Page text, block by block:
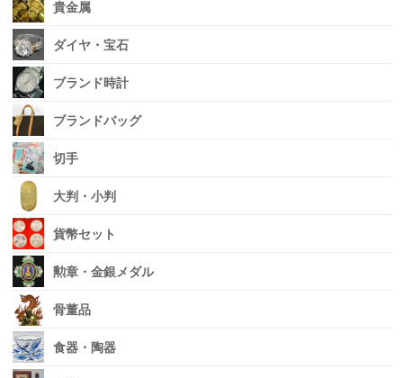
貴金属
ダイヤ・宝石
ブランド時計
ブランドバッグ
切手
大判・小判
貨幣セット
勲章・金銀メダル
骨董品
食器・陶器